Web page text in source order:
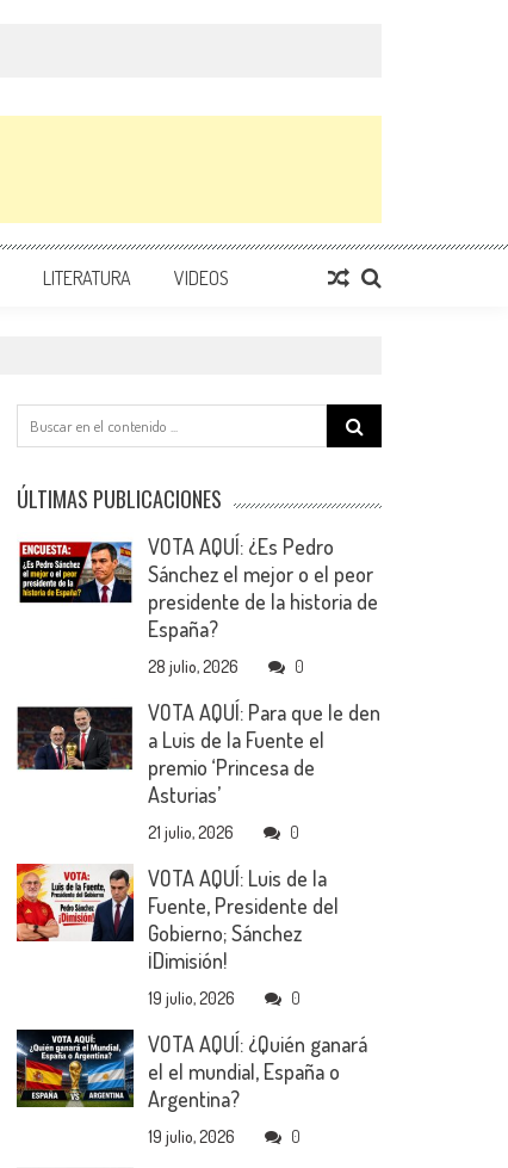
LITERATURA VIDEOS
Search
for:
ÚLTIMAS PUBLICACIONES
VOTA AQUÍ: ¿Es Pedro
Sánchez el mejor o el peor
presidente de la historia de
España?
28 julio, 2026 0
VOTA AQUÍ: Para que le den
a Luis de la Fuente el
premio ‘Princesa de
Asturias’
21 julio, 2026 0
VOTA AQUÍ: Luis de la
Fuente, Presidente del
Gobierno; Sánchez
¡Dimisión!
19 julio, 2026 0
VOTA AQUÍ: ¿Quién ganará
el el mundial, España o
Argentina?
19 julio, 2026 0